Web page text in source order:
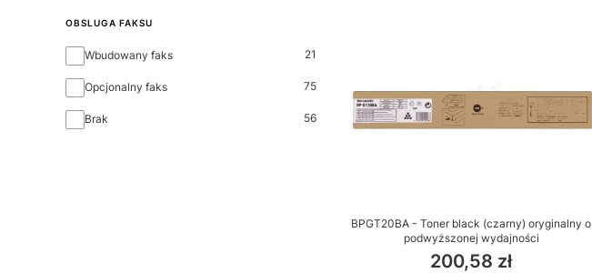
OBSLUGA FAKSU
Obsluga faksu
Wbudowany faks 21
Opcjonalny faks 75
Brak 56
BPGT20BA - Toner black (czarny) oryginalny o
podwyższonej wydajności
200,58 zł